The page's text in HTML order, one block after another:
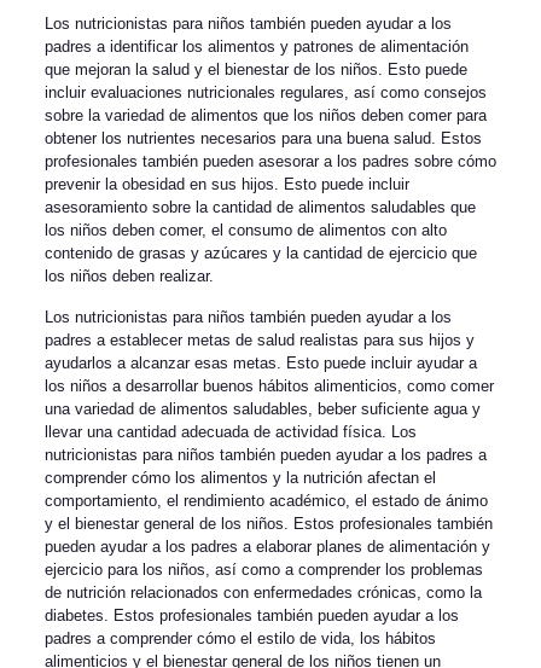
Los nutricionistas para niños también pueden ayudar a los
padres a identificar los alimentos y patrones de alimentación
que mejoran la salud y el bienestar de los niños. Esto puede
incluir evaluaciones nutricionales regulares, así como consejos
sobre la variedad de alimentos que los niños deben comer para
obtener los nutrientes necesarios para una buena salud. Estos
profesionales también pueden asesorar a los padres sobre cómo
prevenir la obesidad en sus hijos. Esto puede incluir
asesoramiento sobre la cantidad de alimentos saludables que
los niños deben comer, el consumo de alimentos con alto
contenido de grasas y azúcares y la cantidad de ejercicio que
los niños deben realizar.
Los nutricionistas para niños también pueden ayudar a los
padres a establecer metas de salud realistas para sus hijos y
ayudarlos a alcanzar esas metas. Esto puede incluir ayudar a
los niños a desarrollar buenos hábitos alimenticios, como comer
una variedad de alimentos saludables, beber suficiente agua y
llevar una cantidad adecuada de actividad física. Los
nutricionistas para niños también pueden ayudar a los padres a
comprender cómo los alimentos y la nutrición afectan el
comportamiento, el rendimiento académico, el estado de ánimo
y el bienestar general de los niños. Estos profesionales también
pueden ayudar a los padres a elaborar planes de alimentación y
ejercicio para los niños, así como a comprender los problemas
de nutrición relacionados con enfermedades crónicas, como la
diabetes. Estos profesionales también pueden ayudar a los
padres a comprender cómo el estilo de vida, los hábitos
alimenticios y el bienestar general de los niños tienen un